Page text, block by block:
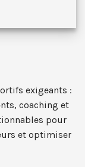
exigeants :
coaching et
pour
et optimiser